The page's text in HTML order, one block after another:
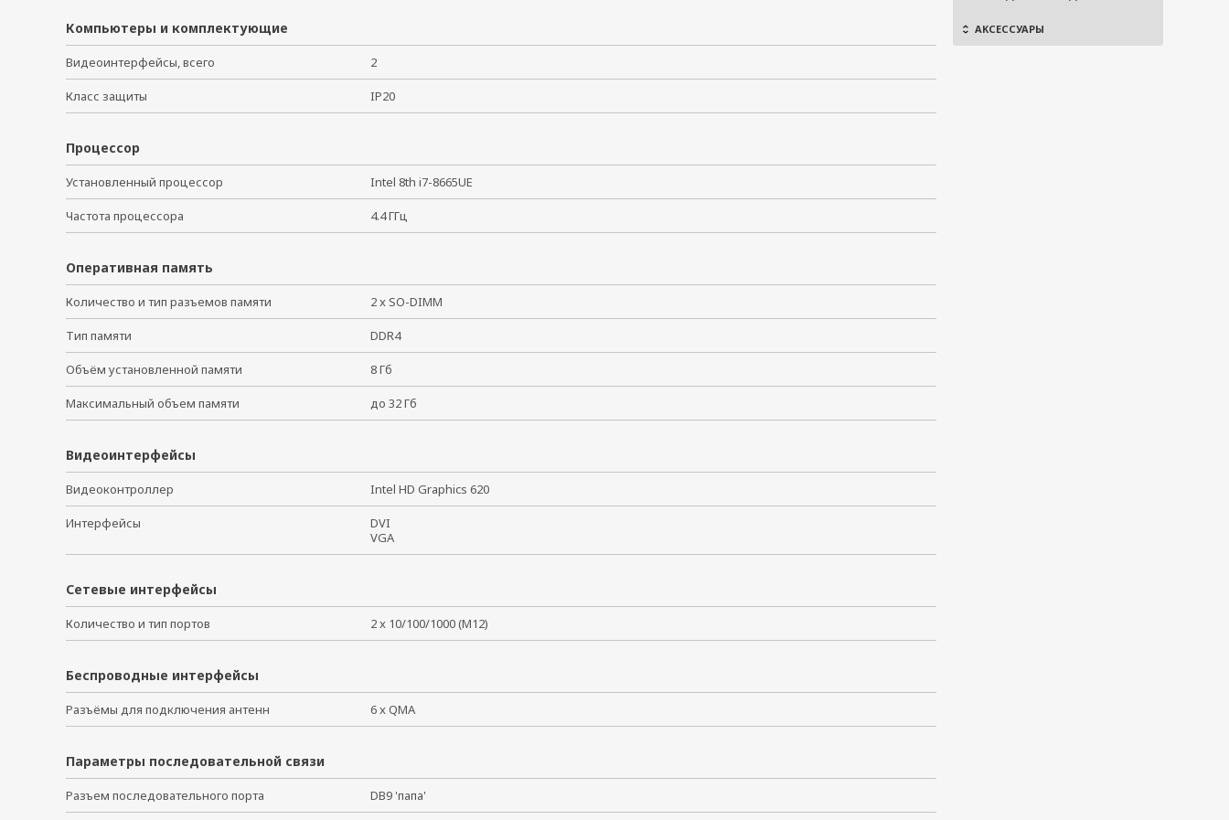
АКСЕССУАРЫ
Компьютеры и комплектующие
Видеоинтерфейсы, всего 2
Класс защиты IP20
Процессор
Установленный процессор Intel 8th i7-8665UE
Частота процессора 4.4 ГГц
Оперативная память
Количество и тип разъемов памяти 2 x SO-DIMM
Тип памяти DDR4
Объём установленной памяти 8 Гб
Максимальный объем памяти до 32 Гб
Видеоинтерфейсы
Видеоконтроллер Intel HD Graphics 620
Интерфейсы
DVI
VGA
Сетевые интерфейсы
Количество и тип портов 2 x 10/100/1000 (M12)
Беспроводные интерфейсы
Разъёмы для подключения антенн 6 x QMA
Параметры последовательной связи
Разъем последовательного порта DB9 'папа'